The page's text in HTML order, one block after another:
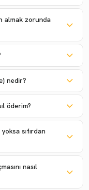
almak zorunda
nedir?
öderim?
sıfırdan
nasıl